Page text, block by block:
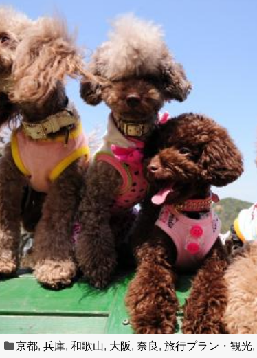
京都,兵庫,和歌山, 大阪,奈良 ,旅行プラン・観光